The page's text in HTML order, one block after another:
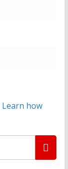
Learn how